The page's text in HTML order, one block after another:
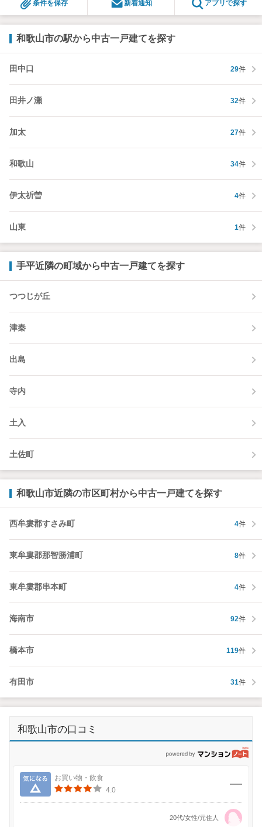
条件を保存 新着通知 アプリで探す
和歌山市の駅から中古一戸建てを探す
田中口 29件
田井ノ瀬 32件
加太 27件
和歌山 34件
伊太祈曽 4件
山東 1件
手平近隣の町域から中古一戸建てを探す
つつじが丘
津秦
出島
寺内
土入
土佐町
和歌山市近隣の市区町村から中古一戸建てを探す
西牟婁郡すさみ町 4件
東牟婁郡那智勝浦町 8件
東牟婁郡串本町 4件
海南市 92件
橋本市 119件
有田市 31件
和歌山市の口コミ
気になる
お買い物・飲食
4.0
20代/女性/元住人